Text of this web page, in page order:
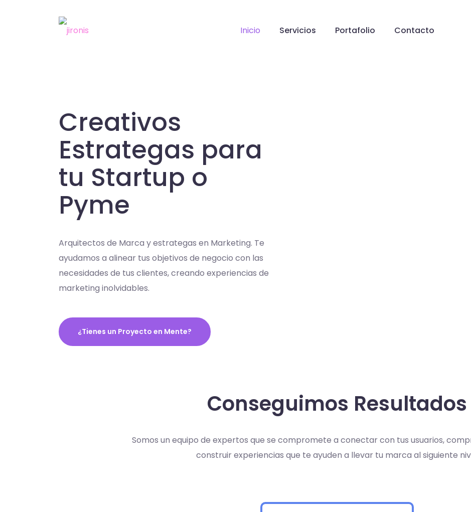
Inicio Servicios Portafolio Contacto
Creativos
Estrategas para
tu Startup o
Pyme
Arquitectos de Marca y estrategas en Marketing. Te
ayudamos a alinear tus objetivos de negocio con las
necesidades de tus clientes, creando experiencias de
marketing inolvidables.
¿Tienes un Proyecto en Mente?
Conseguimos Resultados
Somos un equipo de expertos que se compromete a conectar con tus usuarios,
construir experiencias que te ayuden a llevar tu marca al siguiente